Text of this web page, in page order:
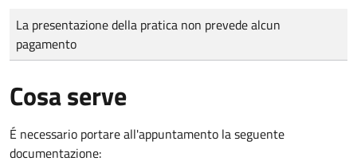
Tipo di pagamento
Importo
La presentazione della pratica non prevede alcun
pagamento
Cosa serve
É necessario portare all'appuntamento la seguente
documentazione: